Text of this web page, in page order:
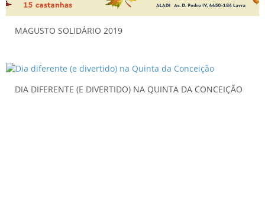
MAGUSTO SOLIDÁRIO 2019
DIA DIFERENTE (E DIVERTIDO) NA QUINTA DA CONCEIÇÃO